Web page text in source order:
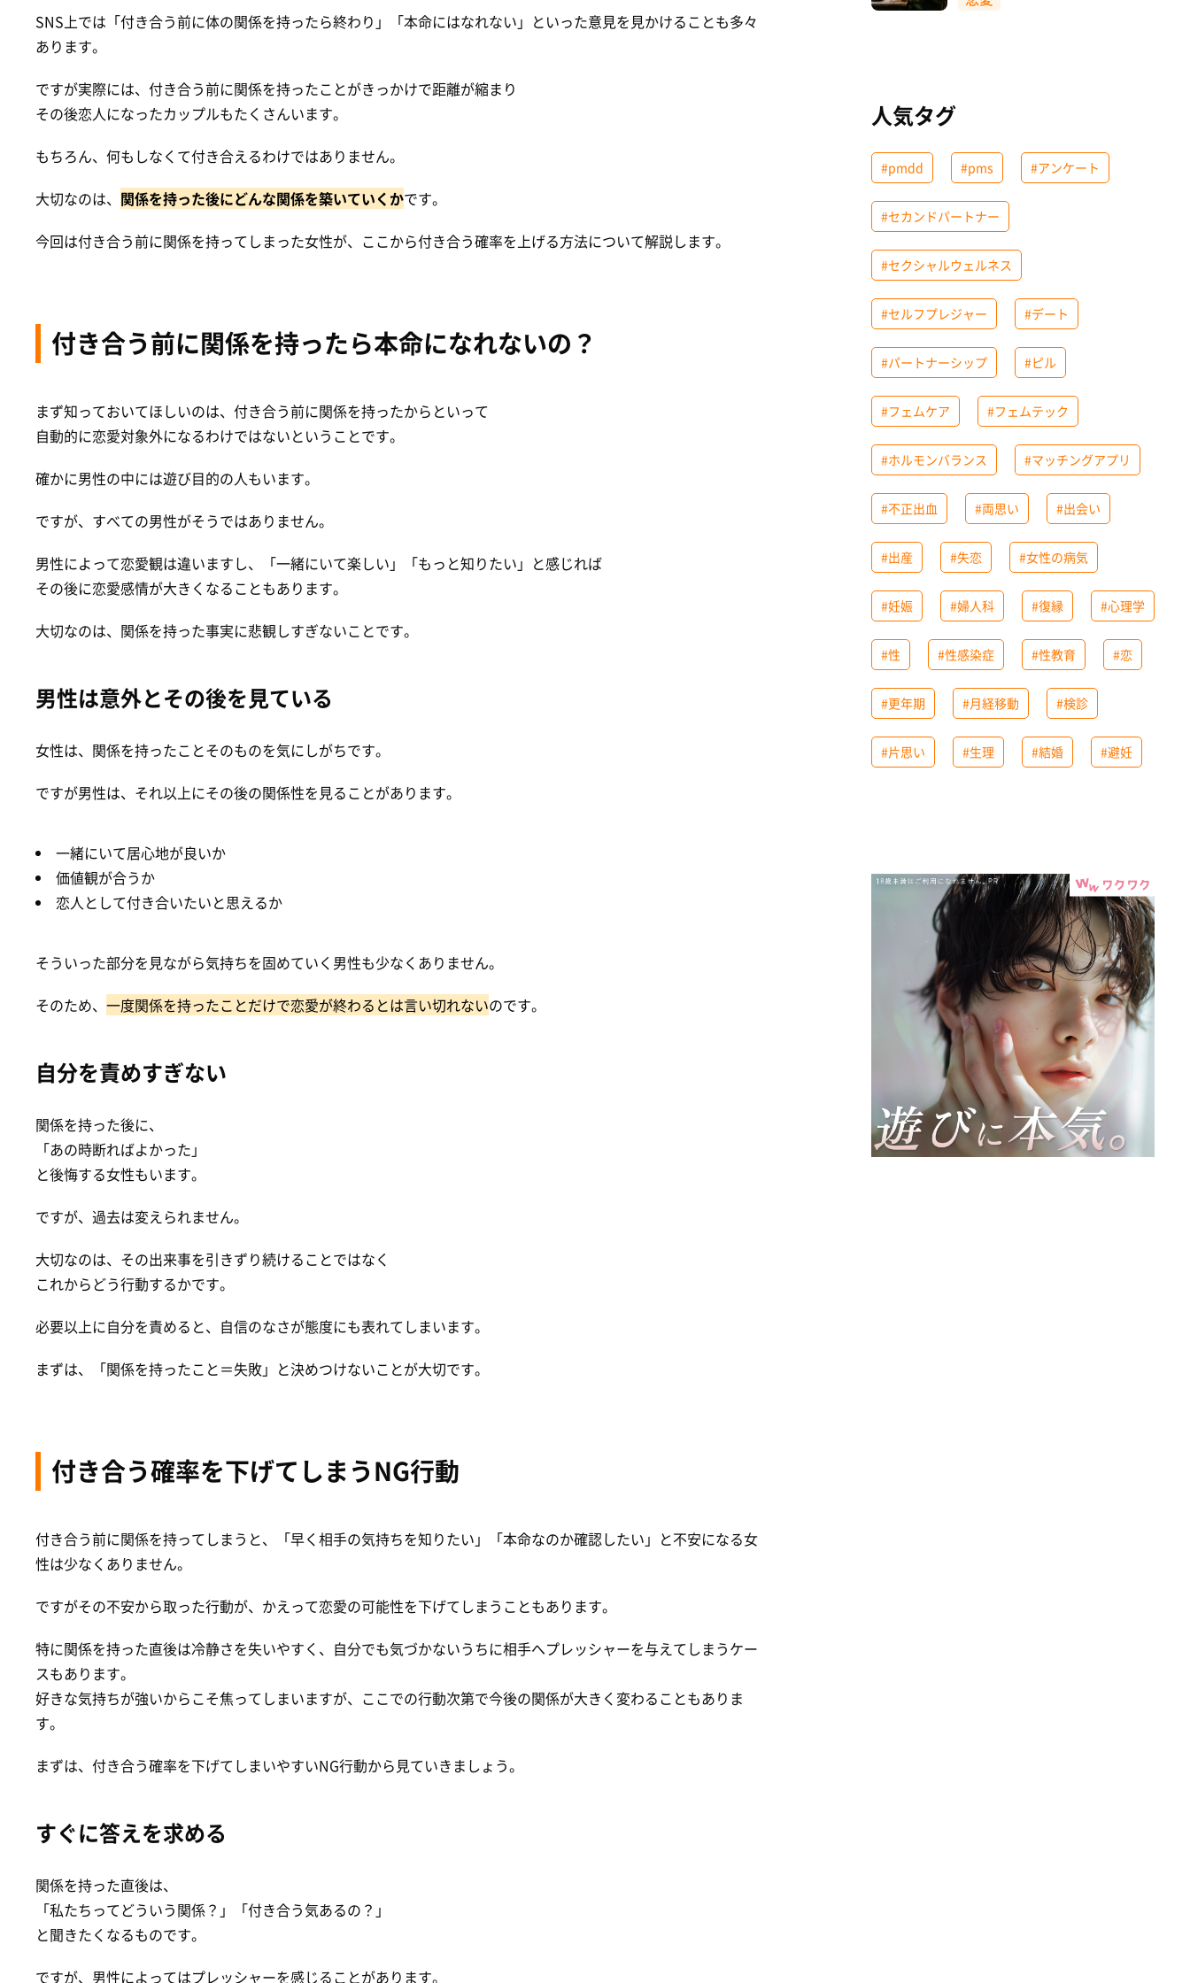
SNS上では「付き合う前に体の関係を持ったら終わり」「本命にはなれない」といった意見を見かけることも多々
あります。
ですが実際には、付き合う前に関係を持ったことがきっかけで距離が縮まり
その後恋人になったカップルもたくさんいます。
もちろん、何もしなくて付き合えるわけではありません。
大切なのは、 関係を持った後にどんな関係を築いていくかです。
今回は付き合う前に関係を持ってしまった女性が、ここから付き合う確率を上げる方法について解説します。
付き合う前に関係を持ったら本命になれないの？
まず知っておいてほしいのは、付き合う前に関係を持ったからといって
自動的に恋愛対象外になるわけではないということです。
確かに男性の中には遊び目的の人もいます。
ですが、すべての男性がそうではありません。
男性によって恋愛観は違いますし、「一緒にいて楽しい」「もっと知りたい」と感じれば
その後に恋愛感情が大きくなることもあります。
大切なのは、関係を持った事実に悲観しすぎないことです。
男性は意外とその後を見ている
女性は、関係を持ったことそのものを気にしがちです。
ですが男性は、それ以上にその後の関係性を見ることがあります。
一緒にいて居心地が良いか
価値観が合うか
恋人として付き合いたいと思えるか
そういった部分を見ながら気持ちを固めていく男性も少なくありません。
そのため、 一度関係を持ったことだけで恋愛が終わるとは言い切れないのです。
自分を責めすぎない
関係を持った後に、
「あの時断ればよかった」
と後悔する女性もいます。
ですが、過去は変えられません。
大切なのは、その出来事を引きずり続けることではなく
これからどう行動するかです。
必要以上に自分を責めると、自信のなさが態度にも表れてしまいます。
まずは、「関係を持ったこと＝失敗」と決めつけないことが大切です。
付き合う確率を下げてしまうNG行動
付き合う前に関係を持ってしまうと、「早く相手の気持ちを知りたい」「本命なのか確認したい」と不安になる女
性は少なくありません。
ですがその不安から取った行動が、かえって恋愛の可能性を下げてしまうこともあります。
特に関係を持った直後は冷静さを失いやすく、自分でも気づかないうちに相手へプレッシャーを与えてしまうケー
スもあります。
好きな気持ちが強いからこそ焦ってしまいますが、ここでの行動次第で今後の関係が大きく変わることもありま
す。
まずは、付き合う確率を下げてしまいやすいNG行動から見ていきましょう。
すぐに答えを求める
関係を持った直後は、
「私たちってどういう関係？」「付き合う気あるの？」
と聞きたくなるものです。
ですが、男性によってはプレッシャーを感じることがあります。
人気タグ
#pmdd #pms #アンケート
#セカンドパートナー
#セクシャルウェルネス
#セルフプレジャー #デート
#パートナーシップ #ピル
#フェムケア #フェムテック
#ホルモンバランス #マッチングアプリ
#不正出血 #両思い #出会い
#出産 #失恋 #女性の病気
#妊娠 #婦人科 #復縁 #心理学
#性 #性感染症 #性教育 #恋
#更年期 #月経移動 #検診
#片思い #生理 #結婚 #避妊